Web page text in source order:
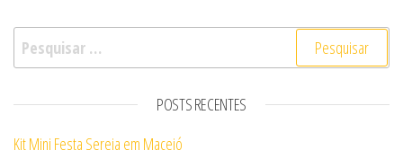
Pesquisar por:
POSTS RECENTES
Kit Mini Festa Sereia em Maceió